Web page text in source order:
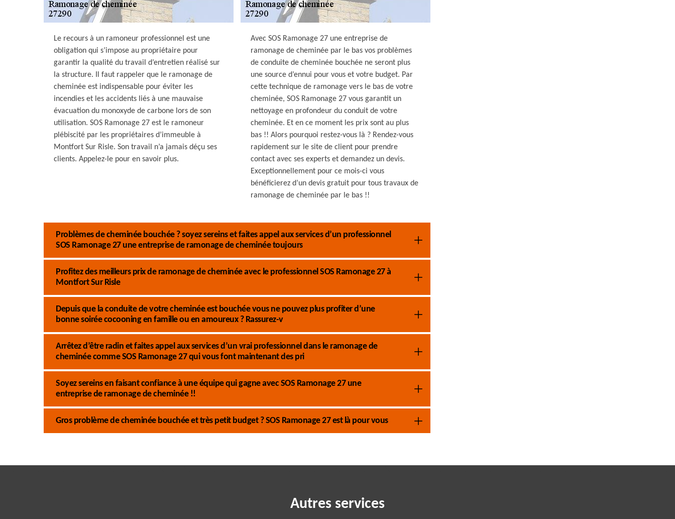
Le recours à un ramoneur professionnel est une
obligation qui s’impose au propriétaire pour
garantir la qualité du travail d’entretien réalisé sur
la structure. Il faut rappeler que le ramonage de
cheminée est indispensable pour éviter les
incendies et les accidents liés à une mauvaise
évacuation du monoxyde de carbone lors de son
utilisation. SOS Ramonage 27 est le ramoneur
plébiscité par les propriétaires d’immeuble à
Montfort Sur Risle. Son travail n’a jamais déçu ses
clients. Appelez-le pour en savoir plus.
Avec SOS Ramonage 27 une entreprise de
ramonage de cheminée par le bas vos problèmes
de conduite de cheminée bouchée ne seront plus
une source d’ennui pour vous et votre budget. Par
cette technique de ramonage vers le bas de votre
cheminée, SOS Ramonage 27 vous garantit un
nettoyage en profondeur du conduit de votre
cheminée. Et en ce moment les prix sont au plus
bas !! Alors pourquoi restez-vous là ? Rendez-vous
rapidement sur le site de client pour prendre
contact avec ses experts et demandez un devis.
Exceptionnellement pour ce mois-ci vous
bénéficierez d’un devis gratuit pour tous travaux de
ramonage de cheminée par le bas !!
Problèmes de cheminée bouchée ? soyez sereins et faites appel aux services d’un professionnel
SOS Ramonage 27 une entreprise de ramonage de cheminée toujours
Profitez des meilleurs prix de ramonage de cheminée avec le professionnel SOS Ramonage 27 à
Montfort Sur Risle
Depuis que la conduite de votre cheminée est bouchée vous ne pouvez plus profiter d’une
bonne soirée cocooning en famille ou en amoureux ? Rassurez-v
Arrêtez d’être radin et faites appel aux services d’un vrai professionnel dans le ramonage de
cheminée comme SOS Ramonage 27 qui vous font maintenant des pri
Soyez sereins en faisant confiance à une équipe qui gagne avec SOS Ramonage 27 une
entreprise de ramonage de cheminée !!
Gros problème de cheminée bouchée et très petit budget ? SOS Ramonage 27 est là pour vous
Autres services